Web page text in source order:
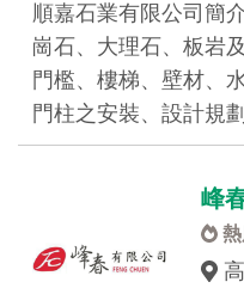
順嘉石業有限公司簡
崗石、大理石、板岩
門檻、樓梯、壁材、
門柱之安裝、設計規
峰
高